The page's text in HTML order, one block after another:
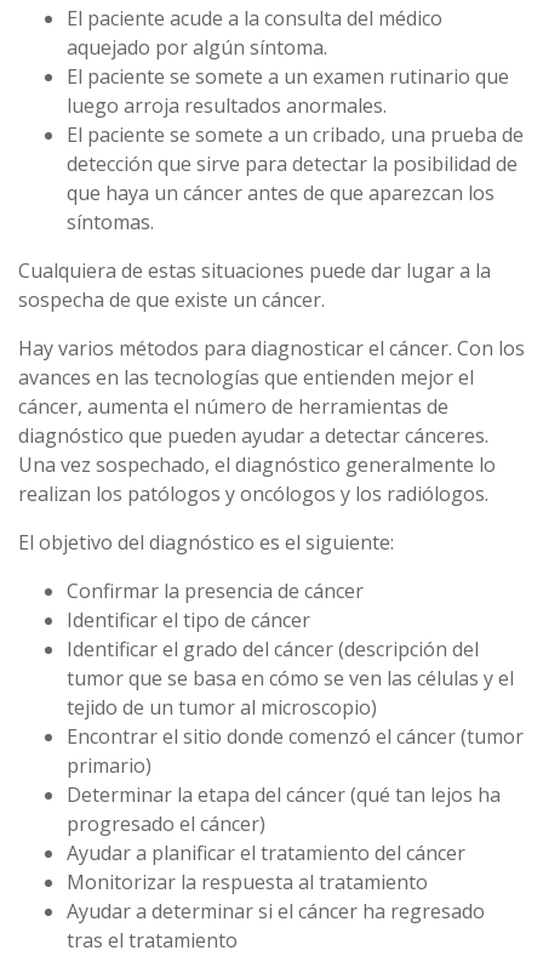
El paciente acude a la consulta del médico
aquejado por algún síntoma.
El paciente se somete a un examen rutinario que
luego arroja resultados anormales.
El paciente se somete a un cribado, una prueba de
detección que sirve para detectar la posibilidad de
que haya un cáncer antes de que aparezcan los
síntomas.
Cualquiera de estas situaciones puede dar lugar a la
sospecha de que existe un cáncer.
Hay varios métodos para diagnosticar el cáncer. Con los
avances en las tecnologías que entienden mejor el
cáncer, aumenta el número de herramientas de
diagnóstico que pueden ayudar a detectar cánceres.
Una vez sospechado, el diagnóstico generalmente lo
realizan los patólogos y oncólogos y los radiólogos.
El objetivo del diagnóstico es el siguiente:
Confirmar la presencia de cáncer
Identificar el tipo de cáncer
Identificar el grado del cáncer (descripción del
tumor que se basa en cómo se ven las células y el
tejido de un tumor al microscopio)
Encontrar el sitio donde comenzó el cáncer (tumor
primario)
Determinar la etapa del cáncer (qué tan lejos ha
progresado el cáncer)
Ayudar a planificar el tratamiento del cáncer
Monitorizar la respuesta al tratamiento
Ayudar a determinar si el cáncer ha regresado
tras el tratamiento